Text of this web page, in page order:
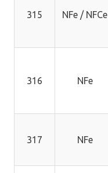
315 NFe / NFCe
316 NFe
317 NFe